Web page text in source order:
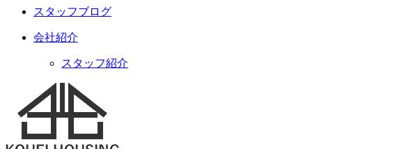
スタッフブログ
会社紹介
スタッフ紹介